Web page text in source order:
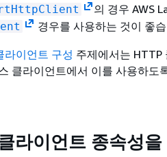
의 경우 AWS
경우를 사용하는 것이 좋
라이언트 구성 주제에서는 HTTP
클라이언트에서 이를 사용하도
라이언트 종속성을